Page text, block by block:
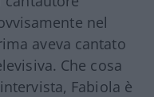
nel
aveva cantato
Che cosa
Fabiola è